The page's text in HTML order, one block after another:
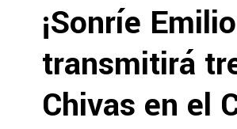
¡Sonríe
transmitirá
Chivas en el